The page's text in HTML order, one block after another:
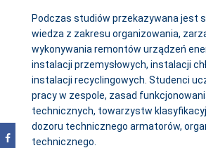
Podczas studiów przekazywana jest
wiedza z zakresu organizowania,
wykonywania remontów urządzeń
instalacji przemysłowych, instalacji
instalacji recyclingowych. Studenci
pracy w zespole, zasad
technicznych, towarzystw
dozoru technicznego armatorów,
technicznego.